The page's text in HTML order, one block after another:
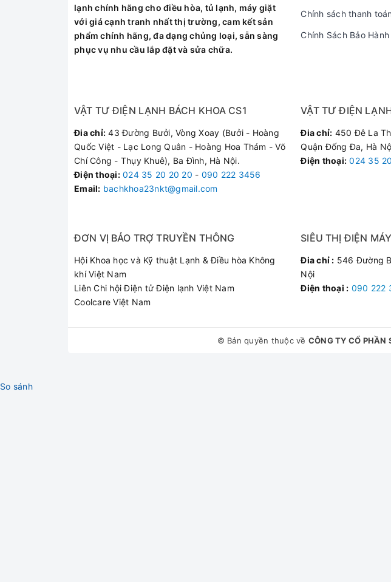
lạnh chính hãng cho điều hòa, tủ lạnh, máy giặt
với giá cạnh tranh nhất thị trường, cam kết sản
phẩm chính hãng, đa dạng chủng loại, sẵn sàng
phục vụ nhu cầu lắp đặt và sửa chữa.
Chính sách thanh toán
Chính Sách Bảo Hành
VẬT TƯ ĐIỆN LẠNH BÁCH KHOA CS1
Đia chỉ: 43 Đường Bưởi, Vòng Xoay (Bưởi - Hoàng
Quốc Việt - Lạc Long Quân - Hoàng Hoa Thám - Võ
Chí Công - Thụy Khuê), Ba Đình, Hà Nội.
Điện thoại: 024 35 20 20 20 - 090 222 3456
Email: bachkhoa23nkt@gmail.com
VẬT TƯ ĐIỆN
Đia chỉ: 450 Đê La
Quận Đống Đa, Hà
Điện thoại: 024 35
ĐƠN VỊ BẢO TRỢ TRUYỀN THÔNG
Hội Khoa học và Kỹ thuật Lạnh & Điều hòa Không
khí Việt Nam
Liên Chi hội Điện tử Điện lạnh Việt Nam
Coolcare Việt Nam
SIÊU THỊ ĐIỆN
Đia chỉ : 546 Đường
Nội
Điện thoại : 090 222
© Bản quyền thuộc về CÔNG TY CỔ PHẦN
So sánh